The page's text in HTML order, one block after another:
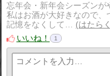
忘年会・新年会シーズンが
私はお酒が大好きなので、
記憶をなくして…
はたら
いいね！
1